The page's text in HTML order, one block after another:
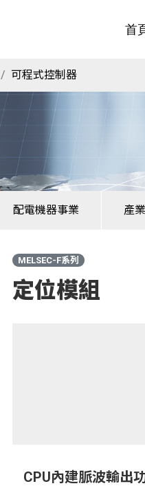
首
可程式控制器
配電機器事業 產
MELSEC-F系列
定位模組
CPU內建脈波輸出